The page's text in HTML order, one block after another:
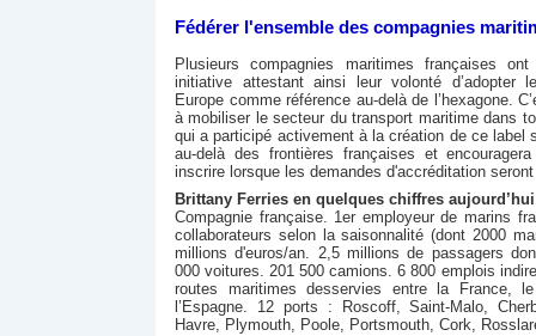
Fédérer l'ensemble des compagnies
Plusieurs compagnies maritimes françaises
initiative attestant ainsi leur volonté d’adopter
Europe comme référence au-delà de l’hexagone.
à mobiliser le secteur du transport maritime dans
qui a participé activement à la création de ce label
au-delà des frontières françaises et
inscrire lorsque les demandes d'accréditation
Brittany Ferries en quelques chiffres aujourd’hui
Compagnie française. 1er employeur de marins
collaborateurs selon la saisonnalité (dont 2000
millions d'euros/an. 2,5 millions de passagers
000 voitures. 201 500 camions. 6 800 emplois
routes maritimes desservies entre la France,
l’Espagne. 12 ports : Roscoff, Saint-Malo,
Havre, Plymouth, Poole, Portsmouth, Cork,